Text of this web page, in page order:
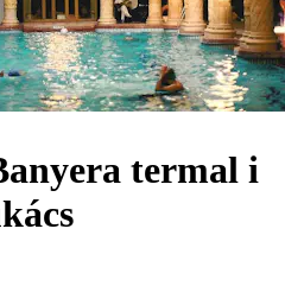
termal i